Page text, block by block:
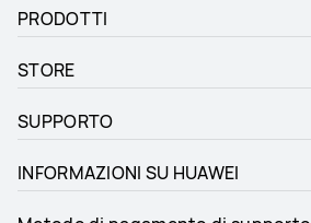
PRODOTTI
STORE
SUPPORTO
INFORMAZIONI SU HUAWEI